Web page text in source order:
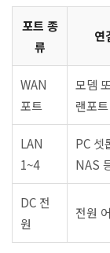
포트 종
류
연
WAN
포트
모뎀
랜포트
LAN
1~4
PC 셋
NAS
DC 전
원
전원